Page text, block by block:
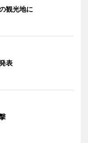
観光地に
表